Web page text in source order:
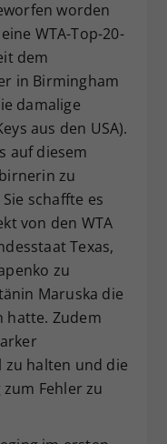
worden
WTA-Top-20-
dem
in Birmingham
damalige
aus den USA).
auf diesem
zu
schaffte es
von den WTA
Texas,
zu
Maruska die
hatte. Zudem
zu halten und die
Fehler zu